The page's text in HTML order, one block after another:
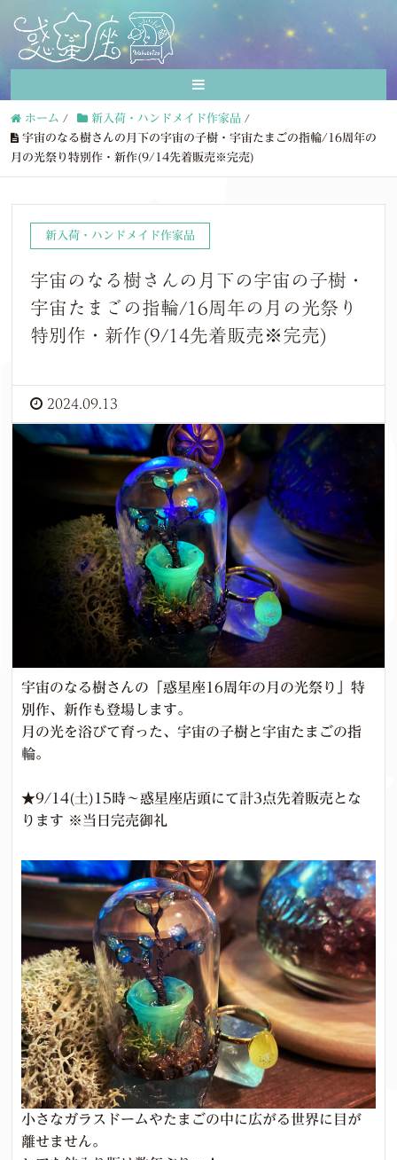
ホーム / 新入荷・ハンドメイド作家品 /
宇宙のなる樹さんの月下の宇宙の子樹・宇宙たまごの指輪/16周年の
月の光祭り特別作・新作(9/14先着販売※完売)
新入荷・ハンドメイド作家品
宇宙のなる樹さんの月下の宇宙の子樹・
宇宙たまごの指輪/16周年の月の光祭り
特別作・新作(9/14先着販売※完売)
2024.09.13
宇宙のなる樹さんの「惑星座16周年の月の光祭り」特
別作、新作も登場します。
月の光を浴びて育った、宇宙の子樹と宇宙たまごの指
輪。
★9/14(土)15時～惑星座店頭にて計3点先着販売とな
ります ※当日完売御礼
小さなガラスドームやたまごの中に広がる世界に目が
離せません。